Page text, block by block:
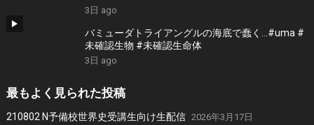
#58】
3日 ago
バミューダトライアングルの海底で蠢く…#uma #
未確認生物 #未確認生命体
3日 ago
最もよく見られた投稿
210802 N予備校世界史受講生向け生配信 2026年3月17日